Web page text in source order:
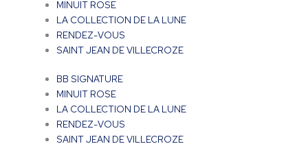
MINUIT ROSE
LA COLLECTION DE LA LUNE
RENDEZ-VOUS
SAINT JEAN DE VILLECROZE
BB SIGNATURE
MINUIT ROSE
LA COLLECTION DE LA LUNE
RENDEZ-VOUS
SAINT JEAN DE VILLECROZE